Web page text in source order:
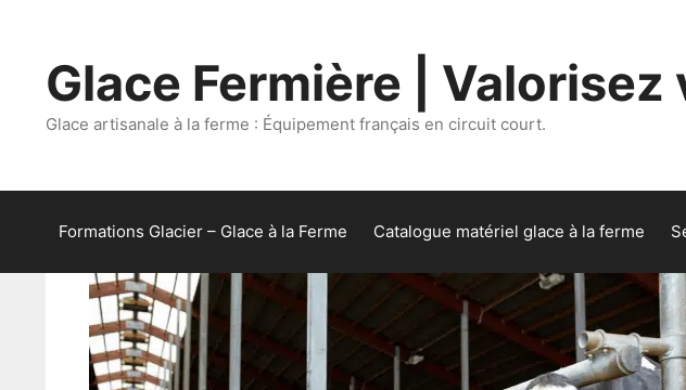
contenuGlace Fermière |
Glace artisanale à la ferme : Équipement français en circuit court.
Formations Glacier – Glace à la Ferme Catalogue matériel glace à la ferme